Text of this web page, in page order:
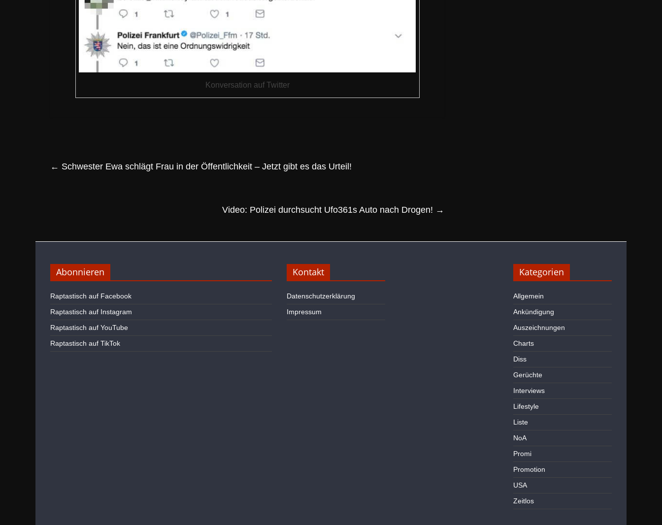
Konversation auf Twitter
← Schwester Ewa schlägt Frau in der Öffentlichkeit – Jetzt gibt es das Urteil!
Video: Polizei durchsucht Ufo361s Auto nach Drogen! →
Abonnieren
Raptastisch auf Facebook
Raptastisch auf Instagram
Raptastisch auf YouTube
Raptastisch auf TikTok
Kontakt
Datenschutzerklärung
Impressum
Kategorien
Allgemein
Ankündigung
Auszeichnungen
Charts
Diss
Gerüchte
Interviews
Lifestyle
Liste
NoA
Promi
Promotion
USA
Zeitlos